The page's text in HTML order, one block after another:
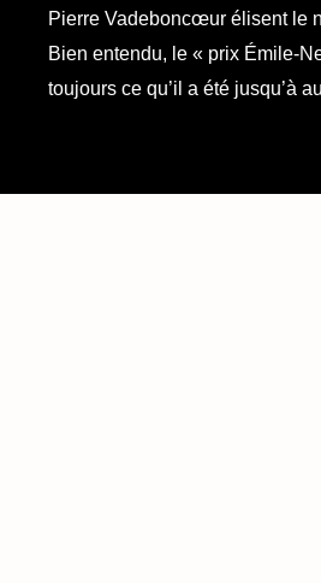
Pierre Vadeboncœur élisent le
Bien entendu, le « prix Émile-
toujours ce qu’il a été jusqu’à